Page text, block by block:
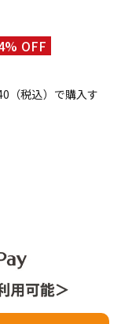
OFF
（税込）で購入す